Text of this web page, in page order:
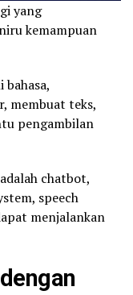
yang
kemampuan
membuat teks,
pengambilan
chatbot,
speech
menjalankan